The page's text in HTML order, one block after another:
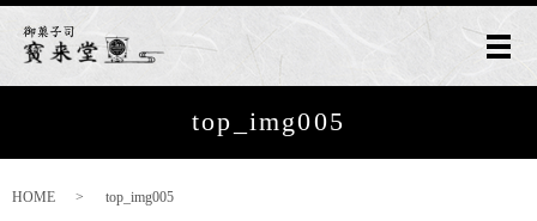
メ
top_img005
HOME top_img005